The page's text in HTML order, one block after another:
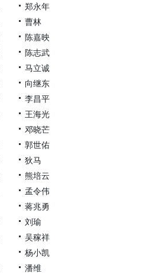
郑永年
曹林
陈嘉映
陈志武
马立诚
向继东
李昌平
王海光
邓晓芒
郭世佑
狄马
熊培云
孟令伟
蒋兆勇
刘瑜
吴稼祥
杨小凯
潘维